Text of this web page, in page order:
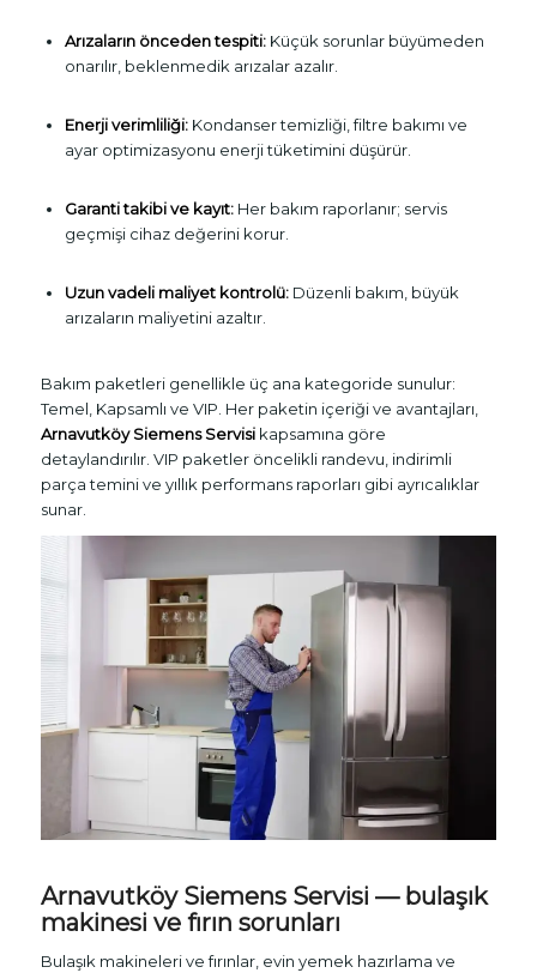
Arızaların önceden tespiti:Küçük sorunlar büyümeden
onarılır, beklenmedik arızalar azalır.
Enerji verimliliği:Kondanser temizliği, filtre bakımı ve
ayar optimizasyonu enerji tüketimini düşürür.
Garanti takibi ve kayıt:Her bakım raporlanır; servis
geçmişi cihaz değerini korur.
Uzun vadeli maliyet kontrolü:Düzenli bakım, büyük
arızaların maliyetini azaltır.
Bakım paketleri genellikle üç ana kategoride sunulur:
Temel, Kapsamlı ve VIP. Her paketin içeriği ve avantajları,
Arnavutköy Siemens Servisikapsamına göre
detaylandırılır. VIP paketler öncelikli randevu, indirimli
parça temini ve yıllık performans raporları gibi ayrıcalıklar
sunar.
Arnavutköy Siemens Servisi — bulaşık
makinesi ve fırın sorunları
Bulaşık makineleri ve fırınlar, evin yemek hazırlama ve